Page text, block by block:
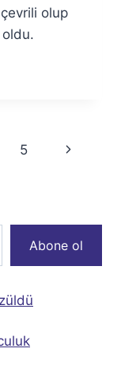
olup
oldu.
5
Next
Abone ol